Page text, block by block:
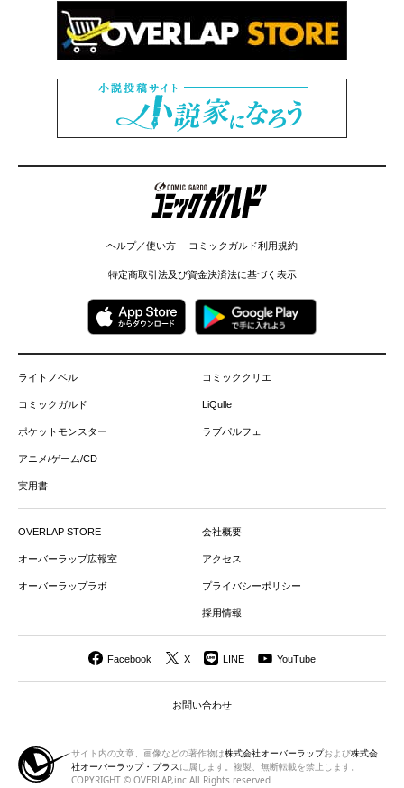
コミックガルド
ヘルプ／使い方 コミックガルド利用規約
特定商取引法及び資金決済法に基づく表示
ライトノベル
コミックガルド
ポケットモンスター
アニメ/ゲーム/CD
実用書
コミッククリエ
LiQulle
ラブパルフェ
OVERLAP STORE
オーバーラップ広報室
オーバーラップラボ
会社概要
アクセス
プライバシーポリシー
採用情報
Facebook X LINE YouTube
お問い合わせ
サイト内の文章、画像などの著作物は株式会社オーバーラップおよび株式会
社オーバーラップ・プラス に属します。複製、無断転載を禁止します。
COPYRIGHT © OVERLAP,inc All Rights reserved